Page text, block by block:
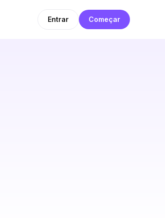
Entrar Começar